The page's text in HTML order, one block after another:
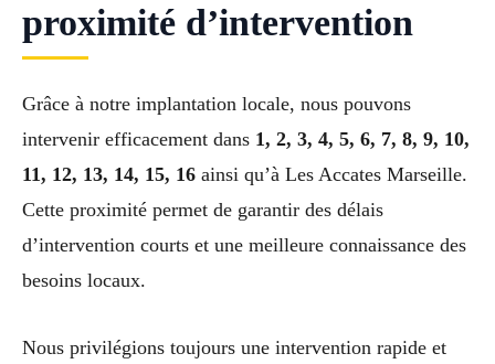
proximité d’intervention
Grâce à notre implantation locale, nous pouvons
intervenir efficacement dans 1, 2, 3, 4, 5, 6, 7, 8, 9, 10,
11, 12, 13, 14, 15, 16 ainsi qu’à Les Accates Marseille.
Cette proximité permet de garantir des délais
d’intervention courts et une meilleure connaissance des
besoins locaux.
Nous privilégions toujours une intervention rapide et